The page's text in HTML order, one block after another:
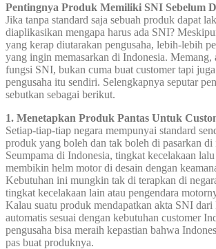
Pentingnya Produk Memiliki SNI Sebelum
Jika tanpa standard saja sebuah produk dapat
diaplikasikan mengapa harus ada SNI?
yang kerap diutarakan pengusaha, lebih-lebih
yang ingin memasarkan di Indonesia. Memang,
fungsi SNI, bukan cuma buat customer tapi
pengusaha itu sendiri. Selengkapnya seputar
sebutkan sebagai berikut.
1. Menetapkan Produk Pantas Untuk
Setiap-tiap-tiap negara mempunyai standard
produk yang boleh dan tak boleh di pasarkan di
Seumpama di Indonesia, tingkat kecelakaan
membikin helm motor di desain dengan
Kebutuhan ini mungkin tak di terapkan di
tingkat kecelakaan lain atau pengendara
Kalau suatu produk mendapatkan akta SNI
automatis sesuai dengan kebutuhan customer
pengusaha bisa meraih kepastian bahwa
pas buat produknya.